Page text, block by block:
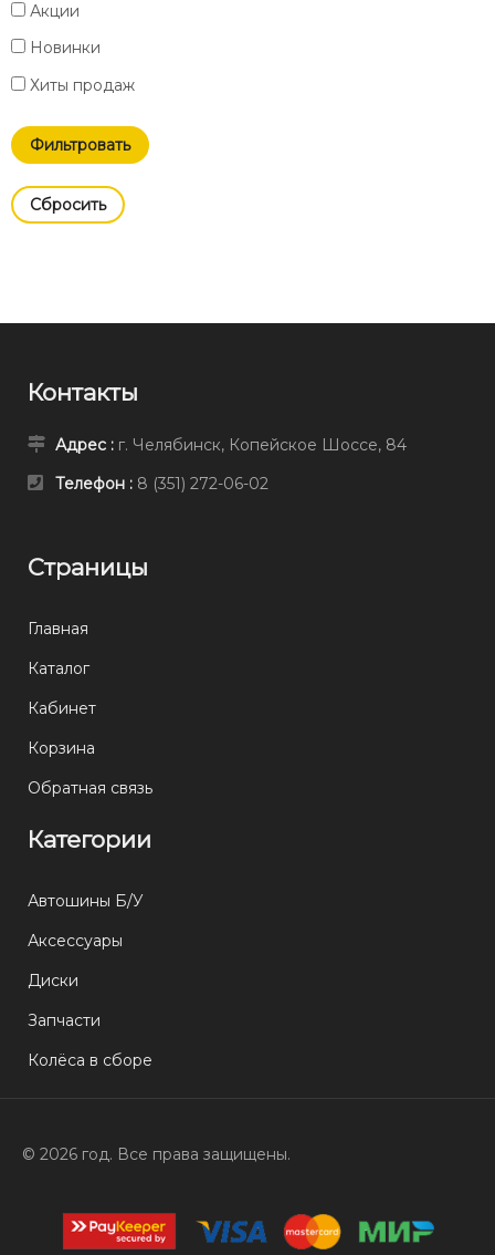
Акции
Новинки
Хиты продаж
Cбросить
Контакты
Адрес : г. Челябинск, Копейское Шоссе, 84
Телефон : 8 (351) 272-06-02
Страницы
Главная
Каталог
Кабинет
Корзина
Обратная связь
Категории
Автошины Б/У
Аксессуары
Диски
Запчасти
Колёса в сборе
© 2026 год. Все права защищены.